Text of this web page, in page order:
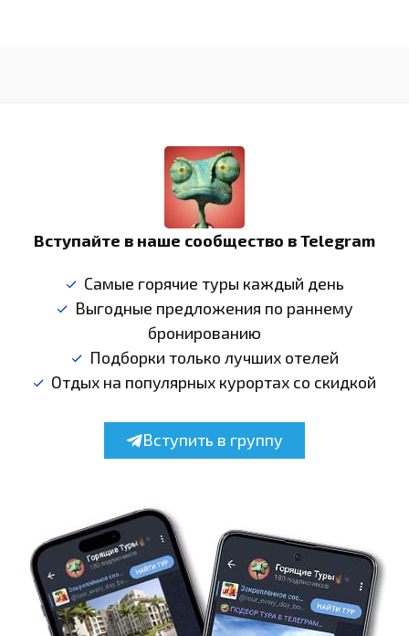
Вступайте в наше сообщество в Telegram
Самые горячие туры каждый день
Выгодные предложения по раннему
бронированию
Подборки только лучших отелей
Отдых на популярных курортах со скидкой
Вступить в группу